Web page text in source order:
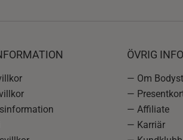
ÖVRIG
— Om
—
— Affiliate
— Karriär